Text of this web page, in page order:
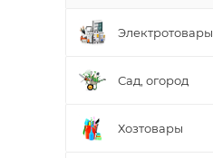
Электротовары
Сад, огород
Хозтовары